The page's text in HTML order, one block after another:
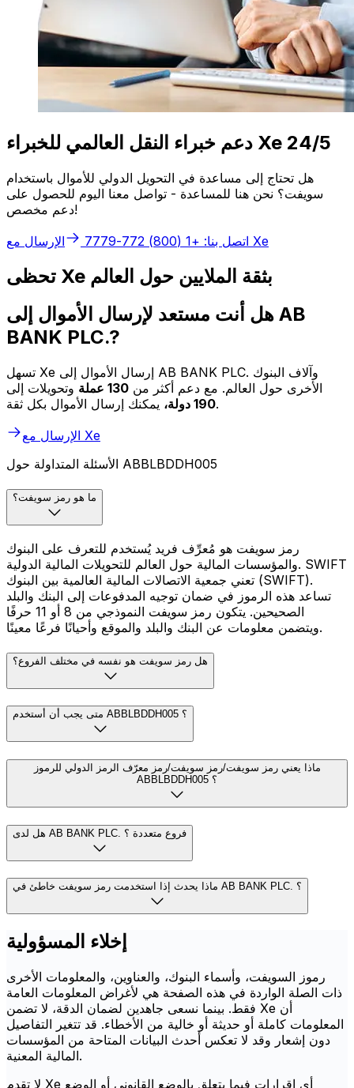
دعم خبراء النقل العالمي للخبراء Xe 24/5
هل تحتاج إلى مساعدة في التحويل الدولي للأموال باستخدام
سويفت؟ نحن هنا للمساعدة - تواصل معنا اليوم للحصول على
دعم مخصص!
اتصل بنا: +1 (800) 772-7779 الإرسال مع Xe
تحظى Xe بثقة الملايين حول العالم
هل أنت مستعد لإرسال الأموال إلى AB
BANK PLC.?
تسهل Xe إرسال الأموال إلى AB BANK PLC. وآلاف البنوك
الأخرى حول العالم. مع دعم أكثر من 130 عملة
وتحويلات إلى
190 دولة،يمكنك إرسال الأموال بكل ثقة.
الإرسال مع Xe
الأسئلة المتداولة حول ABBLBDDH005
ما هو رمز سويفت؟
رمز سويفت هو مُعرِّف فريد يُستخدم للتعرف على البنوك
والمؤسسات المالية حول العالم للتحويلات المالية الدولية. SWIFT
تعني جمعية الاتصالات المالية العالمية بين البنوك (SWIFT).
تساعد هذه الرموز في ضمان توجيه المدفوعات إلى البنك والبلد
الصحيحين. يتكون رمز سويفت النموذجي من 8 أو 11 حرفًا
ويتضمن معلومات عن البنك والبلد والموقع وأحيانًا فرعًا معينًا.
هل رمز سويفت هو نفسه في مختلف الفروع؟
متى يجب أن أستخدم ABBLBDDH005 ؟
ماذا يعني رمز سويفت/رمز سويفت/رمز معرّف الرمز الدولي للرموز
ABBLBDDH005 ؟
هل لدى AB BANK PLC. فروع متعددة ؟
ماذا يحدث إذا استخدمت رمز سويفت خاطئ في AB BANK PLC. ؟
إخلاء المسؤولية
رموز السويفت، وأسماء البنوك، والعناوين، والمعلومات الأخرى
ذات الصلة الواردة في هذه الصفحة هي لأغراض المعلومات العامة
فقط. بينما نسعى جاهدين لضمان الدقة، لا تضمن Xe أن
المعلومات كاملة أو حديثة أو خالية من الأخطاء. قد تتغير التفاصيل
دون إشعار وقد لا تعكس أحدث البيانات المتاحة من المؤسسات
المالية المعنية.
لا تقدم Xe أي إقرارات فيما يتعلق بالوضع القانوني أو الوضع